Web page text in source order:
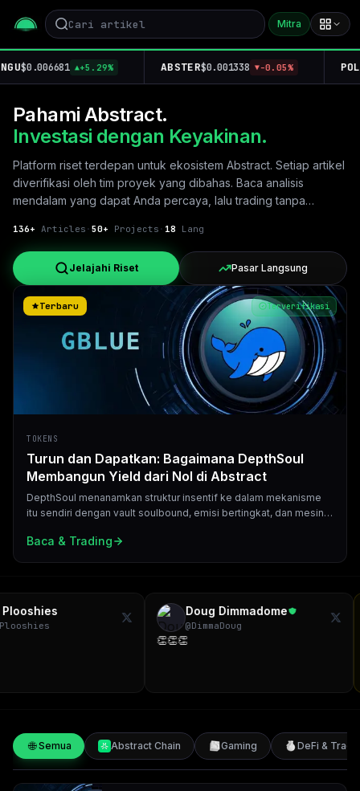
Mitra
$0.006681 ▲+5.29% ABSTER$0.001338 ▼-0.05% POLLY
Pahami Abstract.
Investasi dengan Keyakinan.
Platform riset terdepan untuk ekosistem Abstract. Setiap artikel
diverifikasi oleh tim proyek yang dibahas. Baca analisis
mendalam yang dapat Anda percaya, lalu trading tanpa
136+ Articles · 50+ Projects · 18 Lang
Jelajahi Riset Pasar Langsung
Terbaru Terverifikasi
TOKENS
Turun dan Dapatkan: Bagaimana DepthSoul
Membangun Yield dari Nol di Abstract
DepthSoul menanamkan struktur insentif ke dalam mekanisme
itu sendiri dengan vault soulbound, emisi bertingkat, dan mesin
Baca & Trading
Doug Dimmadome
@DimmaDoug
👏👏👏
🌐 Semua Abstract Chain Gaming DeFi &